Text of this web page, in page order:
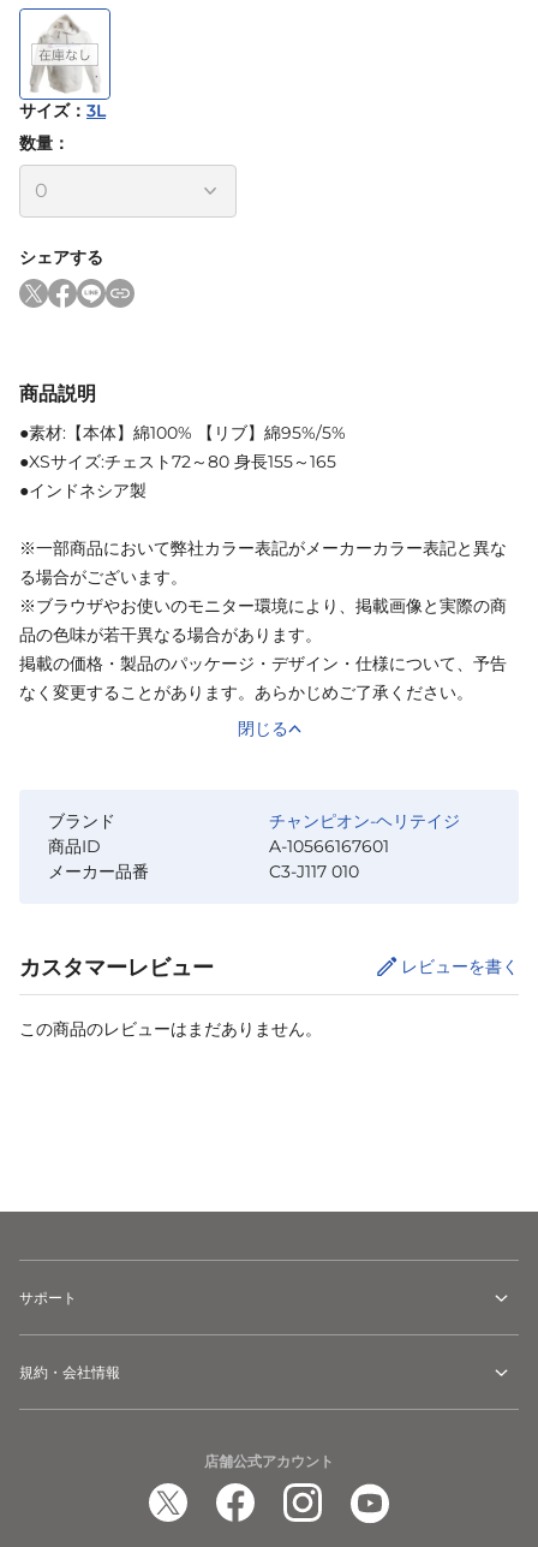
サイズ： 3L
数量：
シェアする
商品説明
●素材:【本体】綿100% 【リブ】綿95%/5%
●XSサイズ:チェスト72～80 身長155～165
●インドネシア製
※一部商品において弊社カラー表記がメーカーカラー表記と異な
る場合がございます。
※ブラウザやお使いのモニター環境により、掲載画像と実際の商
品の色味が若干異なる場合があります。
掲載の価格・製品のパッケージ・デザイン・仕様について、予告
なく変更することがあります。あらかじめご了承ください。
閉じる
ブランド
チャンピオン-ヘリテイジ
商品ID
A-10566167601
メーカー品番
C3-J117 010
カスタマーレビュー レビューを書く
この商品のレビューはまだありません。
サポート
規約・会社情報
店舗公式アカウント